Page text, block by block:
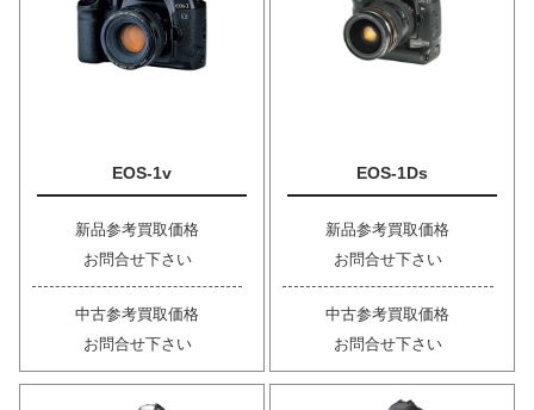
EOS-1v
新品参考買取価格
お問合せ下さい
中古参考買取価格
お問合せ下さい
EOS-1Ds
新品参考買取価格
お問合せ下さい
中古参考買取価格
お問合せ下さい